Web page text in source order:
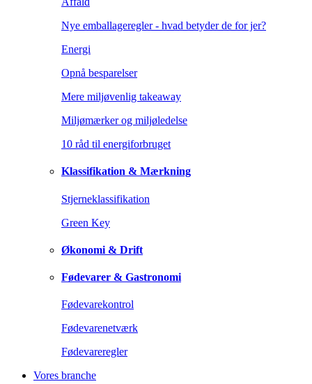
Nye emballageregler - hvad betyder de for jer?
Energi
Opnå besparelser
Mere miljøvenlig takeaway
Miljømærker og miljøledelse
10 råd til energiforbruget
Klassifikation & Mærkning
Stjerneklassifikation
Green Key
Økonomi & Drift
Fødevarer & Gastronomi
Fødevarekontrol
Fødevarenetværk
Fødevareregler
Vores branche